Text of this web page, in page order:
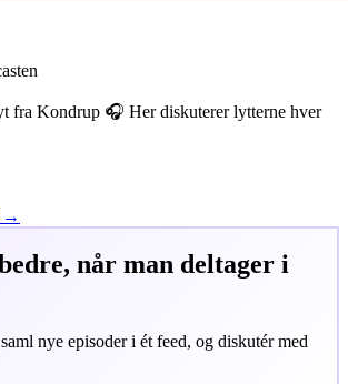
fra Kondrup 🎧 Her diskuterer lytterne hver
→
når man deltager i
nye episoder i ét feed, og diskutér med